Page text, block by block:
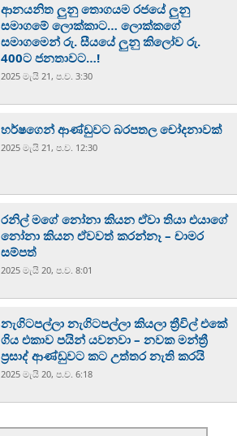
ආනයනිත ලුනු තොගයම රජයේ ලුනු
සමාගමේ ලොක්කාට… ලොක්කගේ
සමාගමෙන් රු. සීයයේ ලුනු කිලෝව රු.
400ට ජනතාවට…!
2025 මැයි 21, ප.ව. 3:30
හර්ෂගෙන් ආණ්ඩුවට බරපතල චෝදනාවක්
2025 මැයි 21, ප.ව. 12:30
රනිල් මගේ නෝනා කියන ඒවා තියා එයාගේ
නෝනා කියන ඒවවත් කරන්නෑ – චාමර
සම්පත්
2025 මැයි 20, ප.ව. 8:01
නැගිටපල්ලා නැගිටපල්ලා කියලා ත්‍රීවිල් එකේ
ගිය එකාව පයින් යවනවා – නවක මන්ත්‍රී
ප්‍රසාද් ආණ්ඩුවට කට උත්තර නැති කරයි
2025 මැයි 20, ප.ව. 6:18